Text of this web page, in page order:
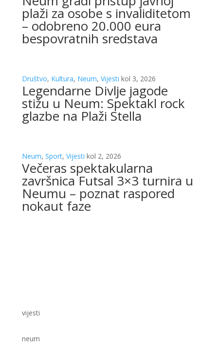
plaži za osobe s invaliditetom
– odobreno 20.000 eura
bespovratnih sredstava
Društvo, Kultura, Neum, Vijesti kol 3, 2026
Legendarne Divlje jagode
stižu u Neum: Spektakl rock
glazbe na Plaži Stella
Neum, Sport, Vijesti kol 2, 2026
Večeras spektakularna
završnica Futsal 3×3 turnira u
Neumu – poznat raspored
nokaut faze
vijesti
neum